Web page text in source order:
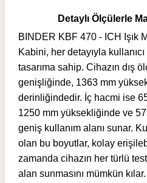
Detaylı Ölçülerle
BINDER KBF 470 - ICH Işık
Kabini, her detayıyla
tasarıma sahip. Cihazın dış
genişliğinde, 1363 mm
derinliğindedir. İç hacmi ise
1250 mm yüksekliğinde ve
geniş kullanım alanı sunar.
olan bu boyutlar, kolay
zamanda cihazın her türlü
alan sunmasını mümkün